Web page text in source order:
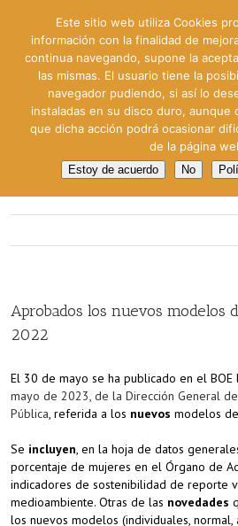
Aprobados los nuevos modelos
2022
El 30 de mayo se ha publicado en el BOE
mayo de 2023, de la Dirección General
Pública, referida a los nuevos modelos
Se incluyen, en la hoja de datos
porcentaje de mujeres en el Órgano de
indicadores de sostenibilidad de reporte
medioambiente. Otras de las novedades
los nuevos modelos (individuales, normal,
Este sitio web utiliza Cookies
información con la finalidad de
continua navegando, supone la
las mismas. El usuario tiene la
navegador pudiendo, si así lo
instaladas en su disco duro, aunque
que dicha acción podrá ocasionar
de la página
Estoy de acuerdo No